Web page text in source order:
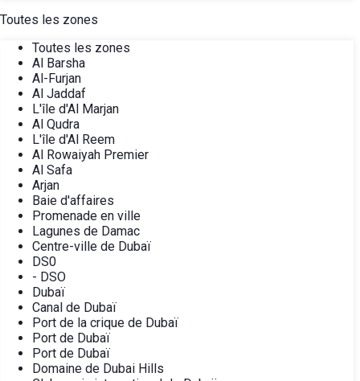
Toutes les zones
Toutes les zones
Al Barsha
Al-Furjan
Al Jaddaf
L'île d'Al Marjan
Al Qudra
L'île d'Al Reem
Al Rowaiyah Premier
Al Safa
Arjan
Baie d'affaires
Promenade en ville
Lagunes de Damac
Centre-ville de Dubaï
DS0
- DSO
Dubaï
Canal de Dubaï
Port de la crique de Dubaï
Port de Dubaï
Port de Dubaï
Domaine de Dubai Hills